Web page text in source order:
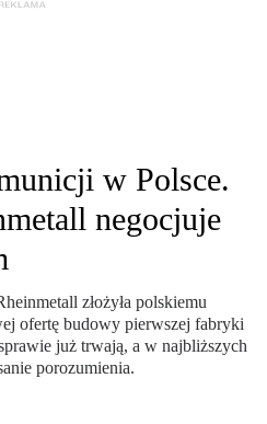
w Polsce.
negocjuje
złożyła polskiemu
ofertę budowy pierwszej fabryki
już trwają, a w najbliższych
porozumienia.